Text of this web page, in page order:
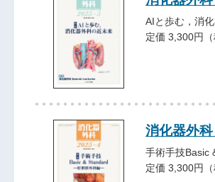
AIと歩む，消
定価 3,300円（
消化器外
手術手技Basic
定価 3,300円（